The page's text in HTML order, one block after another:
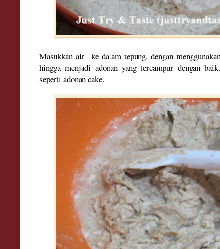
Masukkan air ke dalam tepung, dengan
hingga menjadi adonan yang tercampur dengan
seperti adonan cake.